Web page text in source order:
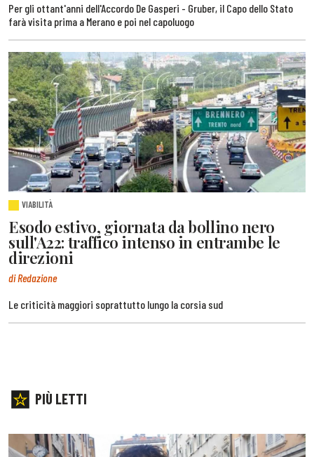
Per gli ottant'anni dell'Accordo De Gasperi - Gruber, il Capo dello Stato
farà visita prima a Merano e poi nel capoluogo
VIABILITÀ
Esodo estivo, giornata da bollino nero
sull'A22: traffico intenso in entrambe le
direzioni
di Redazione
Le criticità maggiori soprattutto lungo la corsia sud
PIÙ LETTI